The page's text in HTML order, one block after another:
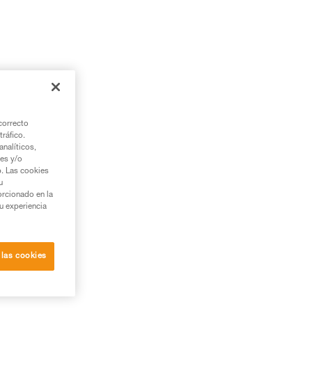
y/o
Las cookies
en la
experiencia
cookies